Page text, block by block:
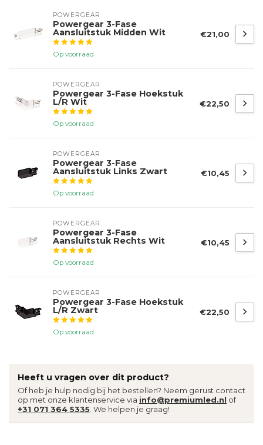
POWERGEAR
Powergear 3-Fase
Aansluitstuk Midden Wit
Op voorraad
€21,00
POWERGEAR
Powergear 3-Fase Hoekstuk
L/R Wit
Op voorraad
€22,50
POWERGEAR
Powergear 3-Fase
Aansluitstuk Links Zwart
Op voorraad
€10,45
POWERGEAR
Powergear 3-Fase
Aansluitstuk Rechts Wit
Op voorraad
€10,45
POWERGEAR
Powergear 3-Fase Hoekstuk
L/R Zwart
Op voorraad
€22,50
Heeft u vragen over dit product?
Of heb je hulp nodig bij het bestellen? Neem gerust contact
op met onze klantenservice via info@premiumled.nl of
+31 071 364 5335 . We helpen je graag!